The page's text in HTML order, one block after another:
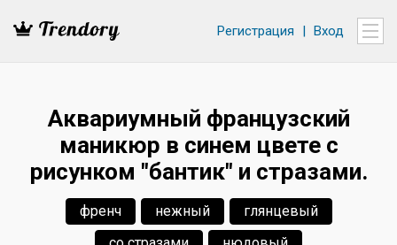
Регистрация | Вход
Аквариумный французский
маникюр в синем цвете с
рисунком "бантик" и стразами.
френч нежный
глянцевый